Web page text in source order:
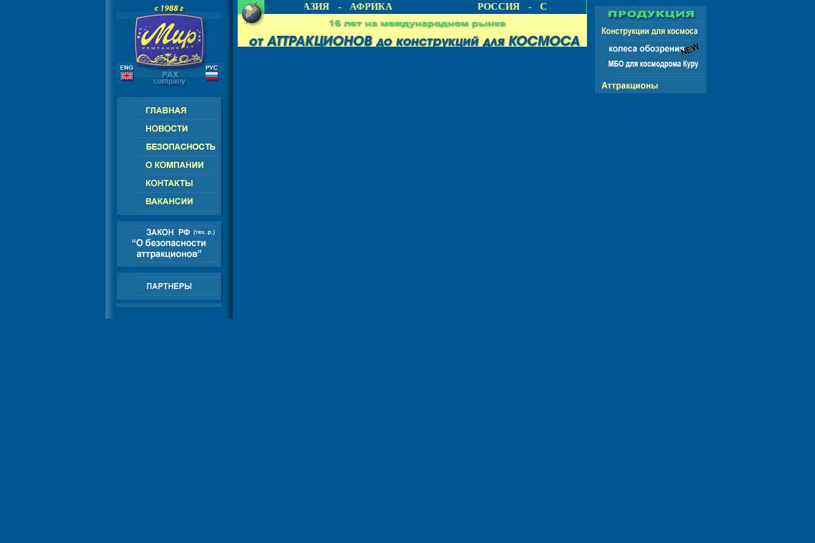
РОССИЯ - СНГ - ЕВРОПА - АМЕРИКА - АЗИЯ - АФРИКА РОССИЯ - СНГ - ЕВРОПА - АМЕРИКА - АЗИЯ - АФРИКА